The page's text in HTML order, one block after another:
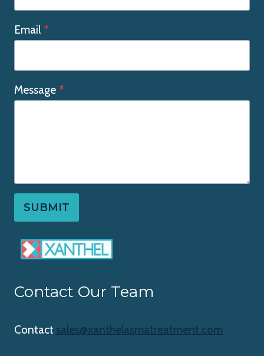
Email *
Message *
SUBMIT
Contact Our Team
Contact sales@xanthelasmatreatment.com